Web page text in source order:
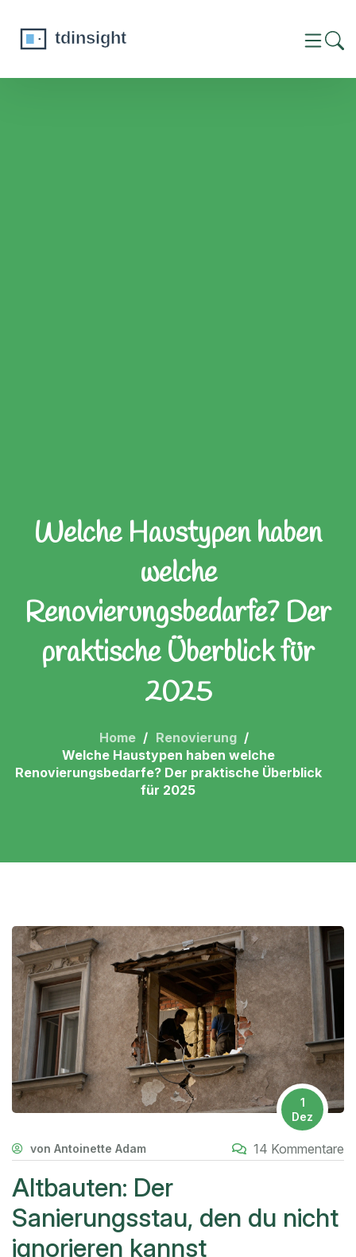
Welche Haustypen haben
welche
Renovierungsbedarfe? Der
praktische Überblick für
2025
Home
Renovierung
Welche Haustypen haben welche
Renovierungsbedarfe? Der praktische Überblick
für 2025
1
Dez
von Antoinette Adam 14 Kommentare
Altbauten: Der
Sanierungsstau, den du nicht
ignorieren kannst